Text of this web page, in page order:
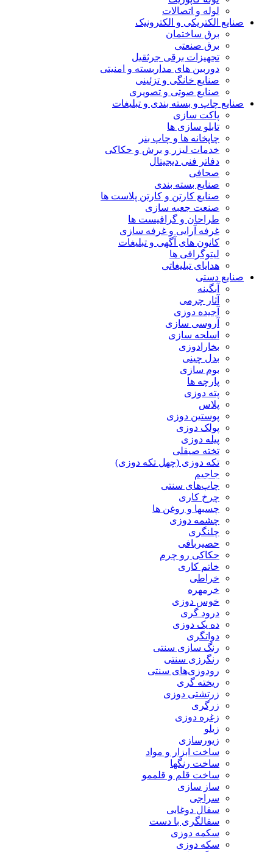
لوله و اتصالات
صنایع الکتریکی و الکترونیک
برق ساختمان
برق صنعتی
تجهیزات برقی جرثقیل
دوربین های مداربسته و امنیتی
صنایع خانگی و تزئینی
صنایع صوتی و تصویری
صنایع چاپ و بسته بندی و تبلیغات
پاکت سازی
تابلو سازی ها
چاپخانه ها و چاپ بنر
خدمات لیزر و برش و حکاکی
دفاتر فنی دیجیتال
صحافی
صنایع بسته بندی
صنایع کارتن و کارتن پلاست ها
صنعت جعبه سازی
طراحان و گرافیست ها
غرفه آرایی و غرفه سازی
کانون های آگهی و تبلیغات
لیتوگرافی ها
هدایای تبلیغاتی
صنایع دستی
آبگینه
آثار چرمی
آجیده دوزی
آروسی سازی
اسلحه سازی
بخارادوزی
بدل چینی
بوم سازی
پارچه ها
پته دوزی
پلاس
پوستین دوزی
پولک دوزی
پیله دوزی
تخته صیقلی
تکه دوزی (چهل تکه دوزی)
جاجیم
چاپ‌های سنتی
چرخ کاری
چسبها و روغن ها
چشمه دوزی
چلنگری
حصیربافی
حکاکی رو چرم
خاتم کاری
خراطی
خرمهره
خوس دوزی
درود گری
ده یک دوزی
دواتگری
رنگ سازی سنتی
رنگرزی سنتی
رودوزی‌های سنتی
ریخته گری
زرتشتی دوزی
زرگری
زغره دوزی
زیلو
زیورسازی
ساخت ابزار و مواد
ساخت رنگها
ساخت قلم و قلممو
ساز سازی
سراجی
سفال دوغابی
سفالگری با دست
سکمه دوزی
سکه دوزی